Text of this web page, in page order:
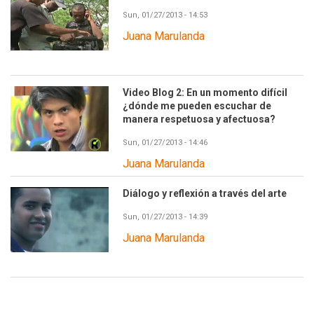
Sun, 01/27/2013 - 14:53
Juana Marulanda
Video Blog 2: En un momento difícil
¿dónde me pueden escuchar de
manera respetuosa y afectuosa?
Sun, 01/27/2013 - 14:46
Juana Marulanda
Diálogo y reflexión a través del arte
Sun, 01/27/2013 - 14:39
Juana Marulanda